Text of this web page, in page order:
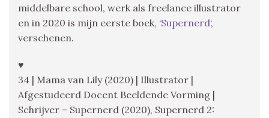
middelbare school, werk als freelance illustrator
en in 2020 is mijn eerste boek, ‘Supernerd‘,
verschenen.
♥
34 | Mama van Lily (2020) | Illustrator |
Afgestudeerd Docent Beeldende Vorming |
Schrijver – Supernerd (2020), Supernerd 2: